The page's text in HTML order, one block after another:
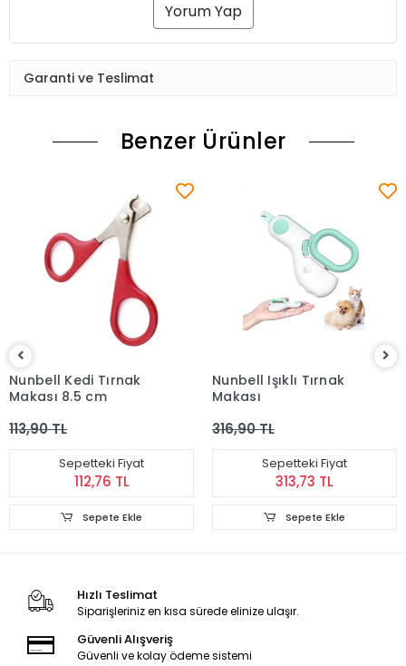
Yorum Yap
Garanti ve Teslimat
Benzer Ürünler
Nunbell Kedi Tırnak
Makası 8.5 cm
113,90 TL
Sepetteki Fiyat
112,76 TL
Sepete Ekle
Nunbell Işıklı Tırnak
Makası
316,90 TL
Sepetteki Fiyat
313,73 TL
Sepete Ekle
Hızlı Teslimat
Siparişleriniz en kısa sürede elinize ulaşır.
Güvenli Alışveriş
Güvenli ve kolay ödeme sistemi